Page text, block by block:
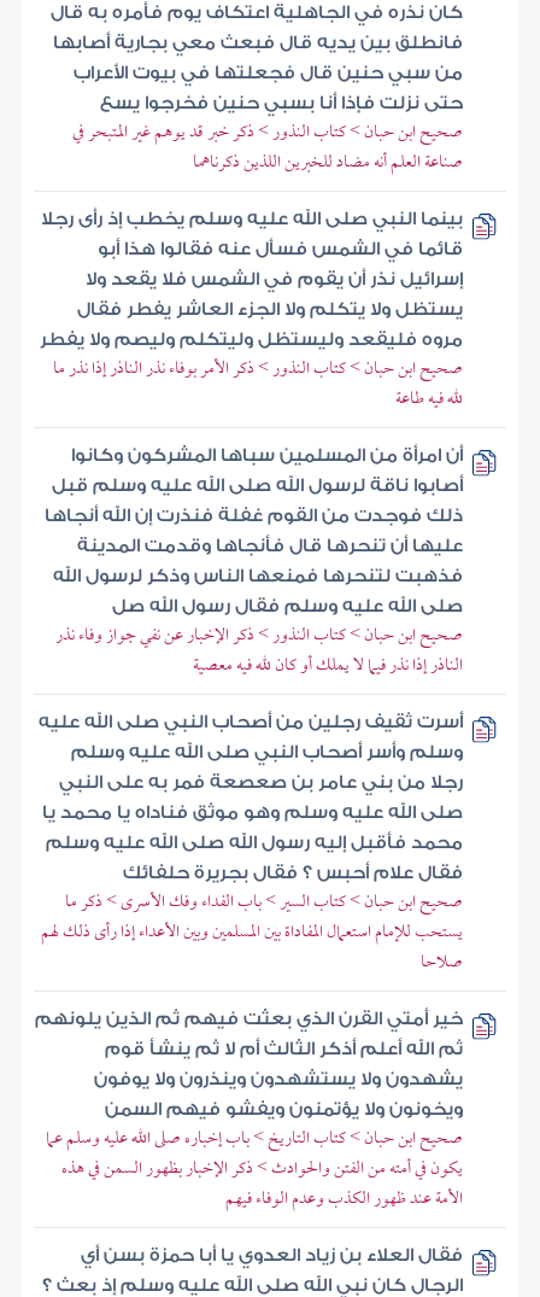
كان نذره في الجاهلية اعتكاف يوم فأمره به قال
فانطلق بين يديه قال فبعث معي بجارية أصابها
من سبي حنين قال فجعلتها في بيوت الأعراب
حتى نزلت فإذا أنا بسبي حنين فخرجوا يسع
صحيح ابن حبان > كتاب النذور > ذكر خبر قد يوهم غير المتبحر في
صناعة العلم أنه مضاد للخبرين اللذين ذكرناهما
بينما النبي صلى الله عليه وسلم يخطب إذ رأى رجلا
قائما في الشمس فسأل عنه فقالوا هذا أبو
إسرائيل نذر أن يقوم في الشمس فلا يقعد ولا
يستظل ولا يتكلم ولا الجزء العاشر يفطر فقال
مروه فليقعد وليستظل وليتكلم وليصم ولا يفطر
صحيح ابن حبان > كتاب النذور > ذكر الأمر بوفاء نذر الناذر إذا نذر ما
لله فيه طاعة
أن امرأة من المسلمين سباها المشركون وكانوا
أصابوا ناقة لرسول الله صلى الله عليه وسلم قبل
ذلك فوجدت من القوم غفلة فنذرت إن الله أنجاها
عليها أن تنحرها قال فأنجاها وقدمت المدينة
فذهبت لتنحرها فمنعها الناس وذكر لرسول الله
صلى الله عليه وسلم فقال رسول الله صل
صحيح ابن حبان > كتاب النذور > ذكر الإخبار عن نفي جواز وفاء نذر
الناذر إذا نذر فيما لا يملك أو كان لله فيه معصية
أسرت ثقيف رجلين من أصحاب النبي صلى الله عليه
وسلم وأسر أصحاب النبي صلى الله عليه وسلم
رجلا من بني عامر بن صعصعة فمر به على النبي
صلى الله عليه وسلم وهو موثق فناداه يا محمد يا
محمد فأقبل إليه رسول الله صلى الله عليه وسلم
فقال علام أحبس ؟ فقال بجريرة حلفائك
صحيح ابن حبان > كتاب السير > باب الفداء وفك الأسرى > ذكر ما
يستحب للإمام استعمال المفاداة بين المسلمين وبين الأعداء إذا رأى ذلك لهم
صلاحا
خير أمتي القرن الذي بعثت فيهم ثم الذين يلونهم
ثم الله أعلم أذكر الثالث أم لا ثم ينشأ قوم
يشهدون ولا يستشهدون وينذرون ولا يوفون
ويخونون ولا يؤتمنون ويفشو فيهم السمن
صحيح ابن حبان > كتاب التاريخ > باب إخباره صلى الله عليه وسلم عما
يكون في أمته من الفتن والحوادث > ذكر الإخبار بظهور السمن في هذه
الأمة عند ظهور الكذب وعدم الوفاء فيهم
فقال العلاء بن زياد العدوي يا أبا حمزة بسن أي
الرجال كان نبي الله صلى الله عليه وسلم إذ بعث ؟